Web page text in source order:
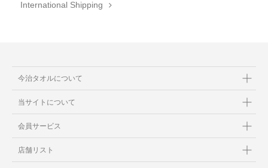
International Shipping
今治タオルについて
当サイトについて
会員サービス
店舗リスト